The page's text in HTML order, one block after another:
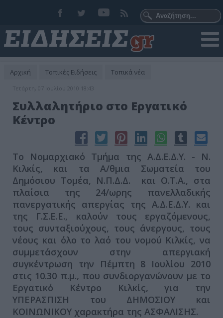
Αρχική Τοπικές Ειδήσεις Τοπικά νέα
Τετάρτη, 07 Ιουλίου 2010 18:43
Συλλαλητήριο στο Εργατικό
Κέντρο
Το Νομαρχιακό Τμήμα της Α.Δ.Ε.Δ.Υ. - Ν.
Κιλκίς, και τα Α/θμια Σωματεία του
Δημόσιου Τομέα, Ν.Π.Δ.Δ. και Ο.Τ.Α., στα
πλαίσια της 24/ωρης πανελλαδικής
πανεργατικής απεργίας της Α.Δ.Ε.Δ.Υ. και
της Γ.Σ.Ε.Ε., καλούν τους εργαζόμενους,
τους συνταξιούχους, τους άνεργους, τους
νέους και όλο το λαό του νομού Κιλκίς, να
συμμετάσχουν στην απεργιακή
συγκέντρωση την Πέμπτη 8 Ιουλίου 2010
στις 10.30 π.μ., που συνδιοργανώνουν με το
Εργατικό Κέντρο Κιλκίς, για την
ΥΠΕΡΑΣΠΙΣΗ του ΔΗΜΟΣΙΟΥ και
ΚΟΙΝΩΝΙΚΟΥ χαρακτήρα της ΑΣΦΑΛΙΣΗΣ.